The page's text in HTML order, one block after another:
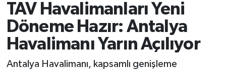
TAV Havalimanları Yeni
Döneme Hazır: Antalya
Havalimanı Yarın Açılıyor
Antalya Havalimanı, kapsamlı genişleme